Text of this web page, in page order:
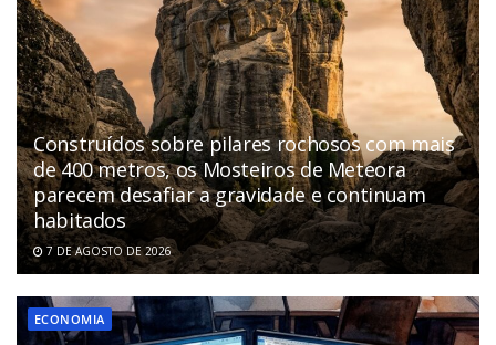
Construídos sobre pilares rochosos com mais
de 400 metros, os Mosteiros de Meteora
parecem desafiar a gravidade e continuam
habitados
7 DE AGOSTO DE 2026
ECONOMIA